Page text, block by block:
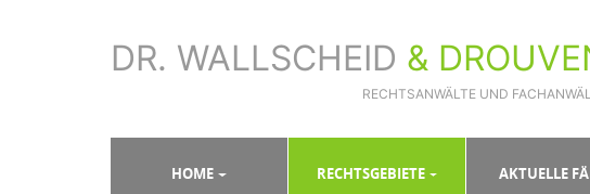
DR. WALLSCHEID &
RECHTSANWÄLTE UND
HOME RECHTSGEBIETE AKTUELLE